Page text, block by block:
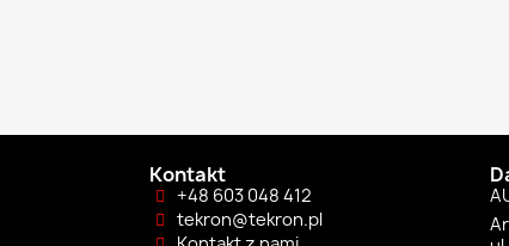
Kontakt
+48 603 048 412
tekron@tekron.pl